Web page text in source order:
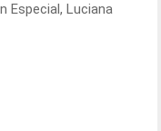
Especial, Luciana